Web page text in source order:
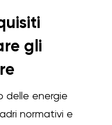
gli
delle energie
normativi e